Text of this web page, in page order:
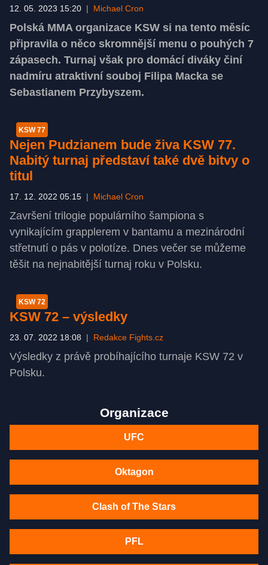
12. 05. 2023 15:20 Michael Cron
Polská MMA organizace KSW si na tento měsíc
připravila o něco skromnější menu o pouhých 7
zápasech. Turnaj však pro domácí diváky činí
nadmíru atraktivní souboj Filipa Macka se
Sebastianem Przybyszem.
KSW 77
Nejen Pudzianem bude živa KSW 77.
Nabitý turnaj představí také dvě bitvy o
titul
17. 12. 2022 05:15 Michael Cron
Završení trilogie populárního šampiona s
vynikajícím grapplerem v bantamu a mezinárodní
střetnutí o pás v polotíze. Dnes večer se můžeme
těšit na nejnabitější turnaj roku v Polsku.
KSW 72
KSW 72 –⁠ výsledky
23. 07. 2022 18:08 Redakce Fights.cz
Výsledky z právě probíhajícího turnaje KSW 72 v
Polsku.
Organizace
UFC
Oktagon
Clash of The Stars
PFL